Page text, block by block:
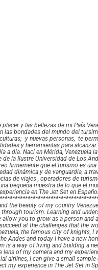
y las bellezas de mi País
las bondades del mundo del
y nuevas personas, te
y herramientas para
a día. Nací en Mérida, Venezuela
de la Ilustre Universidad de Los
firmemente que el turismo es
dinámica y de vanguardia, a
de viajes , operadores de
pequeña muestra de lo que el
en The Jet Set en
the beauty of my country
tourism. Learning and
allow you to grow as a person and
at the challenges that the
the famous city of knights, I
Andes and today I have a new
is a way of living and building a
lens of my camera and my
airlines, I can give a small
my experience in The Jet Set in